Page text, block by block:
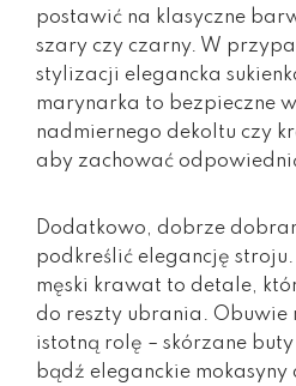
postawić na klasyczne
szary czy czarny. W
stylizacji elegancka
marynarka to bezpieczne
nadmiernego dekoltu czy
aby zachować
Dodatkowo, dobrze
podkreślić elegancję
męski krawat to detale,
do reszty ubrania. Obuwie
istotną rolę – skórzane
bądź eleganckie